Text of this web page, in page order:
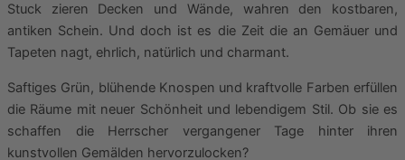
Stuck zieren Decken und Wände, wahren den kostbaren,
antiken Schein. Und doch ist es die Zeit die an Gemäuer und
Tapeten nagt, ehrlich, natürlich und charmant.
Saftiges Grün, blühende Knospen und kraftvolle Farben erfüllen
die Räume mit neuer Schönheit und lebendigem Stil. Ob sie es
schaffen die Herrscher vergangener Tage hinter ihren
kunstvollen Gemälden hervorzulocken?